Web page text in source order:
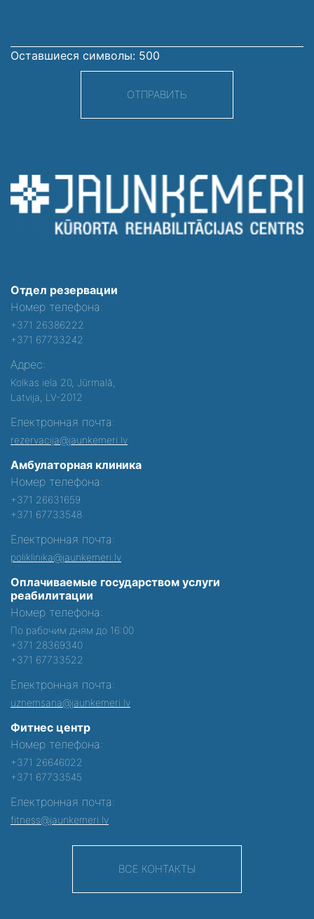
Оставшиеся символы: 500
ОТПРАВИТЬ
Отдел резервации
Номер телефона:
+371 26386222
+371 67733242
Адрес:
Kolkas iela 20, Jūrmalā,
Latvija, LV-2012
Електронная почта:
rezervacija@jaunkemeri.lv
Амбулаторная клиника
Номер телефона:
+371 26631659
+371 67733548
Електронная почта:
poliklinika@jaunkemeri.lv
Оплачиваемые государством услуги
реабилитации
Номер телефона:
По рабочим дням до 16:00
+371 28369340
+371 67733522
Електронная почта:
uznemsana@jaunkemeri.lv
Фитнес центр
Номер телефона:
+371 26646022
+371 67733545
Електронная почта:
fitness@jaunkemeri.lv
ВСЕ КОНТАКТЫ